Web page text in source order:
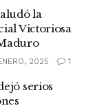
la
Victoriosa
2025 1
serios